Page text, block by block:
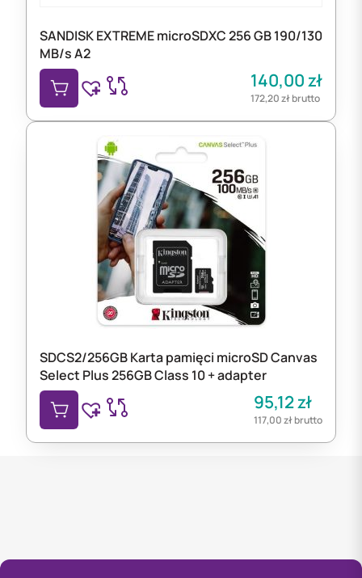
SANDISK EXTREME microSDXC 256 GB 190/130
MB/s A2
140,00 zł
172,20złbrutto
SDCS2/256GB Karta pamięci microSD Canvas
Select Plus 256GB Class 10 + adapter
95,12zł
117,00złbrutto